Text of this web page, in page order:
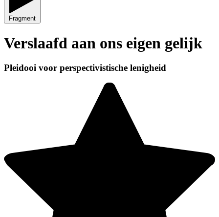
Fragment
Verslaafd aan ons eigen gelijk
Pleidooi voor perspectivistische lenigheid